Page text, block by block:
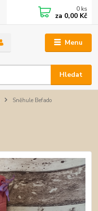
Menu
Hledat
0 ks
za 0,00 Kč
Sněhule Befado